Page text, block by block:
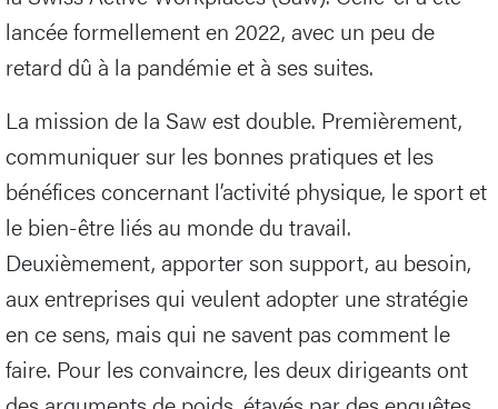
lancée formellement en 2022, avec un peu de
retard dû à la pandémie et à ses suites.
La mission de la Saw est double. Premièrement,
communiquer sur les bonnes pratiques et les
bénéfices concernant l’activité physique, le sport et
le bien-être liés au monde du travail.
Deuxièmement, apporter son support, au besoin,
aux entreprises qui veulent adopter une stratégie
en ce sens, mais qui ne savent pas comment le
faire. Pour les convaincre, les deux dirigeants ont